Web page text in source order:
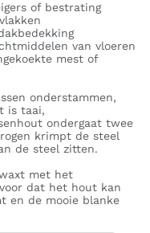
of bestrating
van vloeren
mest of
onderstammen,
is taai,
ondergaat twee
krimpt de steel
de steel zitten.
met het
dat het hout kan
en de mooie blanke